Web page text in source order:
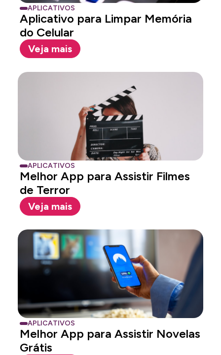
APLICATIVOS
Aplicativo para Limpar Memória
do Celular
Veja mais
APLICATIVOS
Melhor App para Assistir Filmes
de Terror
Veja mais
APLICATIVOS
Melhor App para Assistir Novelas
Grátis